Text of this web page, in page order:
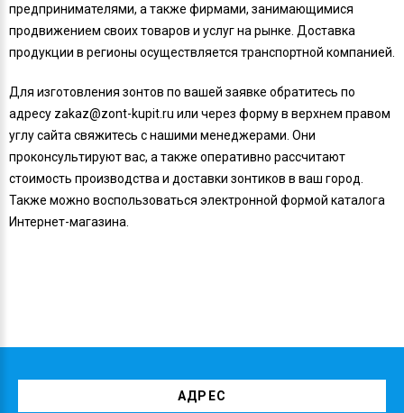
предпринимателями, а также фирмами, занимающимися
продвижением своих товаров и услуг на рынке. Доставка
продукции в регионы осуществляется транспортной компанией.
Для изготовления зонтов по вашей заявке обратитесь по
адресу zakaz@zont-kupit.ru или через форму в верхнем правом
углу сайта свяжитесь с нашими менеджерами. Они
проконсультируют вас, а также оперативно рассчитают
стоимость производства и доставки зонтиков в ваш город.
Также можно воспользоваться электронной формой каталога
Интернет-магазина.
АДРЕС